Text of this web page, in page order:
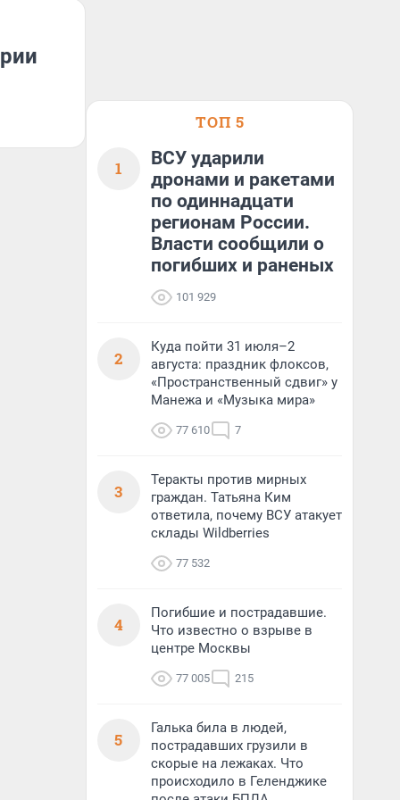
ТОП 5
1
ВСУ ударили
дронами и ракетами
по одиннадцати
регионам России.
Власти сообщили о
погибших и раненых
101 929
2
Куда пойти 31 июля–2
августа: праздник флоксов,
«Пространственный сдвиг» у
Манежа и «Музыка мира»
77 610 7
3
Теракты против мирных
граждан. Татьяна Ким
ответила, почему ВСУ атакует
склады Wildberries
77 532
4
Погибшие и пострадавшие.
Что известно о взрыве в
центре Москвы
77 005 215
5
Галька била в людей,
пострадавших грузили в
скорые на лежаках. Что
происходило в Геленджике